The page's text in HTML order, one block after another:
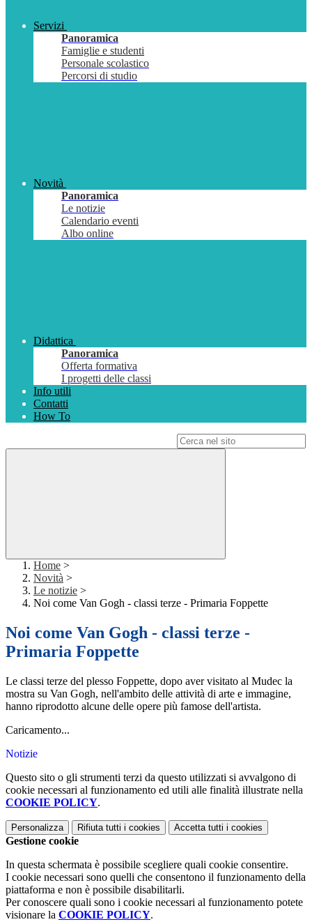
Servizi
Panoramica
Famiglie e studenti
Personale scolastico
Percorsi di studio
Novità
Panoramica
Le notizie
Calendario eventi
Albo online
Didattica
Panoramica
Offerta formativa
I progetti delle classi
Info utili
Contatti
How To
Home >
Novità >
Le notizie >
Noi come Van Gogh - classi terze - Primaria Foppette
Noi come Van Gogh - classi terze -
Primaria Foppette
Le classi terze del plesso Foppette, dopo aver visitato al Mudec la
mostra su Van Gogh, nell'ambito delle attività di arte e immagine,
hanno riprodotto alcune delle opere più famose dell'artista.
Caricamento...
Notizie
Questo sito o gli strumenti terzi da questo utilizzati si avvalgono di
cookie necessari al funzionamento ed utili alle finalità illustrate nella
COOKIE POLICY.
Personalizza Rifiuta tutti i cookies Accetta tutti i cookies
Gestione cookie
In questa schermata è possibile scegliere quali cookie consentire.
I cookie necessari sono quelli che consentono il funzionamento della
piattaforma e non è possibile disabilitarli.
Per conoscere quali sono i cookie necessari al funzionamento potete
visionare la COOKIE POLICY.